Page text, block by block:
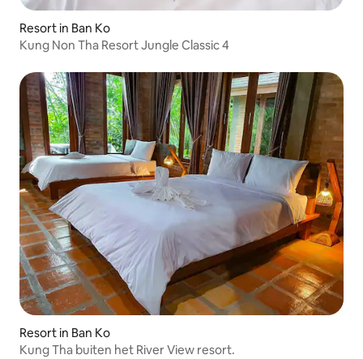
Resort in Ban Ko
Kung Non Tha Resort Jungle Classic 4
Resort in Ban Ko
Kung Tha buiten het River View resort.